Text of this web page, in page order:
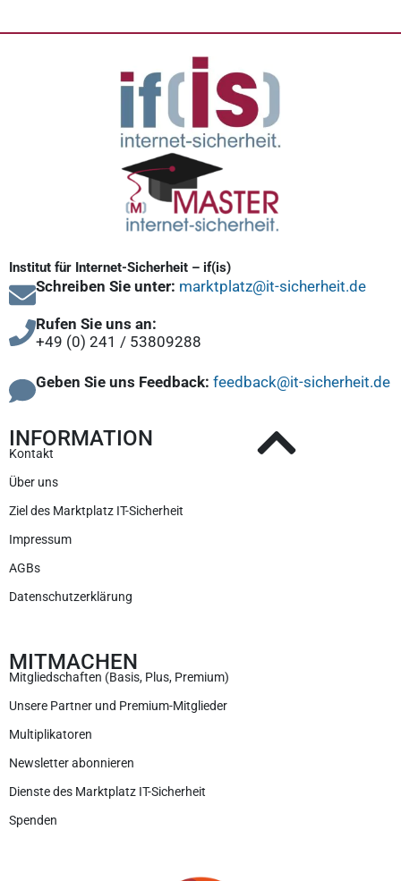
Institut für Internet-Sicherheit – if(is)
Schreiben Sie unter: marktplatz@it-sicherheit.de
Rufen Sie uns an:
+49 (0) 241 / 53809288
Geben Sie uns Feedback: feedback@it-sicherheit.de
INFORMATION
Kontakt
Über uns
Ziel des Marktplatz IT-Sicherheit
Impressum
AGBs
Datenschutzerklärung
MITMACHEN
Mitgliedschaften (Basis, Plus, Premium)
Unsere Partner und Premium-Mitglieder
Multiplikatoren
Newsletter abonnieren
Dienste des Marktplatz IT-Sicherheit
Spenden